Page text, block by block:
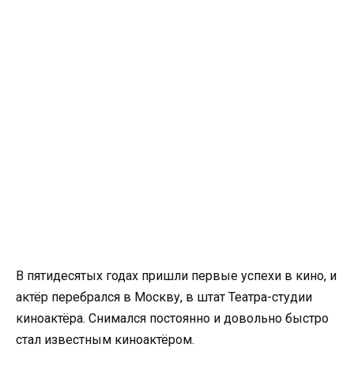
В пятидесятых годах пришли первые успехи в кино, и
актёр перебрался в Москву, в штат Театра-студии
киноактёра. Снимался постоянно и довольно быстро
стал известным киноактёром.